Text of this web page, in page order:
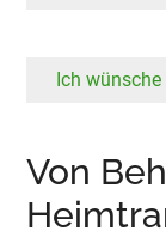
Ich
Von